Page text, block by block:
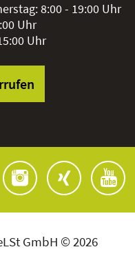
8:00 - 19:00 Uhr
Uhr
Uhr
GmbH © 2026